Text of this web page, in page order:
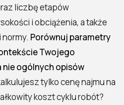
liczbę etapów
i obciążenia, a także
Porównuj parametry
Twojego
ogólnych opisów
tylko cenę najmu na
koszt cyklu robót?